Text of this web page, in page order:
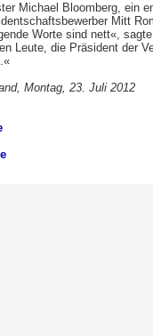
Michael Bloomberg, ein
Mitt
Worte sind nett«,
Leute, die Präsident der
Montag, 23. Juli 2012